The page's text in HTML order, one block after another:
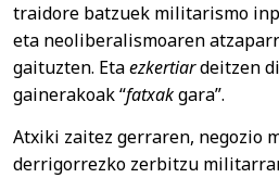
traidore batzuek militarismo
eta neoliberalismoaren
gaituzten. Etaezkertiardeitzen
gainerakoak “fatxakgara”.
Atxiki zaitez gerraren, negozio
derrigorrezko zerbitzu